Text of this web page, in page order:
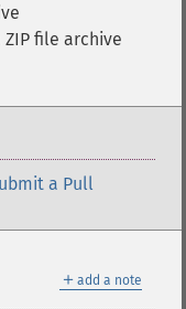
file archive
a Pull
＋ add a note